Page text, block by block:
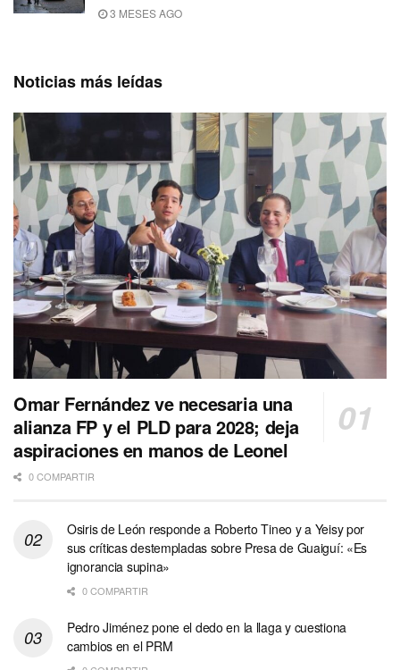
3 MESES AGO
Noticias más leídas
Omar Fernández ve necesaria una
alianza FP y el PLD para 2028; deja
aspiraciones en manos de Leonel
0 COMPARTIR
Osiris de León responde a Roberto Tineo y a Yeisy por
sus críticas destempladas sobre Presa de Guaiguí: «Es
ignorancia supina»
0 COMPARTIR
Pedro Jiménez pone el dedo en la llaga y cuestiona
cambios en el PRM